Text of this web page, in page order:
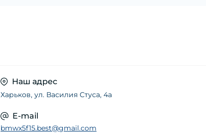
Наш адрес
Харьков, ул. Василия Стуса, 4а
E-mail
bmwx5f15.best@gmail.com